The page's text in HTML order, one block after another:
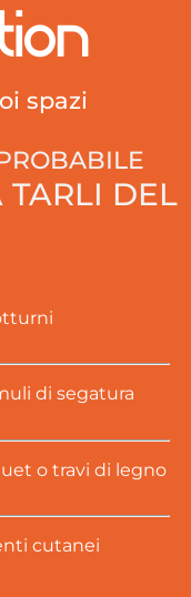
spazi
TARLI DEL
di segatura
o travi di legno
cutanei